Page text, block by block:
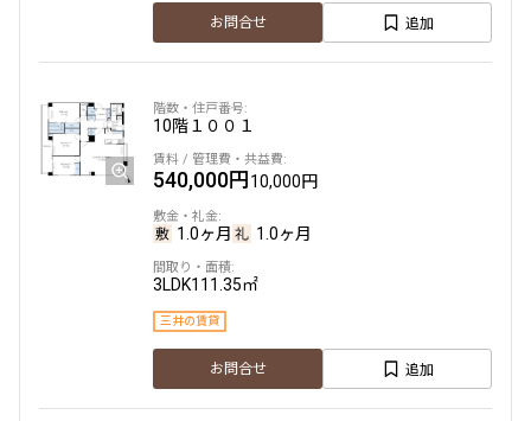
162
お部屋を再検索
お問合せ 追加
10階１００１
540,000円10,000円
1.0ヶ月 1.0ヶ月
3LDK111.35㎡
三井の賃貸
お問合せ 追加